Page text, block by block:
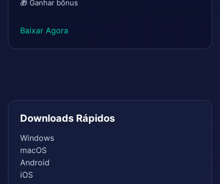
🎁 Ganhar bônus
Baixar Agora
Downloads Rápidos
Windows
macOS
Android
iOS